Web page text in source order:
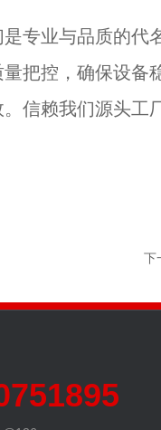
专业与品质的代
把控，确保设备
信赖我们源头工
下